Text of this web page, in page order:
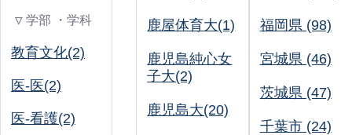
▽ 学部 ・学科
教育文化(2)
医-医(2)
医-看護(2)
鹿屋体育大(1)
鹿児島純心女
子大(2)
鹿児島大(20)
福岡県 (98)
宮城県 (46)
茨城県 (47)
千葉市 (24)